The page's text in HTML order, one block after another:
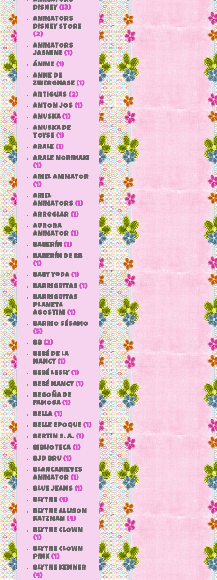
DISNEY (13)
ANIMATORS
DISNEY STORE
(2)
ANIMATORS
JASMINE (1)
ÁNIME (1)
ANNE DE
ZWERGNASE (1)
antiguas (2)
ANTON JOS (1)
ANUSKA (1)
ANUSKA DE
TOYSE (1)
ARALE (1)
ARALE NORIMAKI
(1)
ARIEL ANIMATOR
(1)
ARIEL
ANIMATORS (1)
arreglar (1)
AURORA
ANIMATOR (1)
BABERÍN (1)
BABERÍN DE BB
(1)
baby yoda (1)
BARRIGUITAS (1)
BARRIGUITAS
PLANETA
AGOSTINI (1)
BARRIO SÉSAMO
(5)
bb (2)
BEBÉ DE LA
NANCY (1)
BEBÉ LESLY (1)
BEBÉ NANCY (1)
BEGOÑA DE
FAMOSA (1)
BELLA (1)
BELLE EPOQUE (1)
BERTIN S. A. (1)
BIBLIOTECA (1)
BJD BRU (1)
BLANCANIEVES
ANIMATOR (1)
BLUE JEANS (1)
BLYTHE (4)
BLYTHE ALLISON
KATZMAN (4)
BLYTHE CLOWN
(1)
BLYTHE CLOWN
PINK (1)
BLYTHE KENNER
(4)